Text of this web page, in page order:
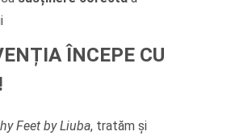
ÎNCEPE CU
Feet by Liuba, tratăm și